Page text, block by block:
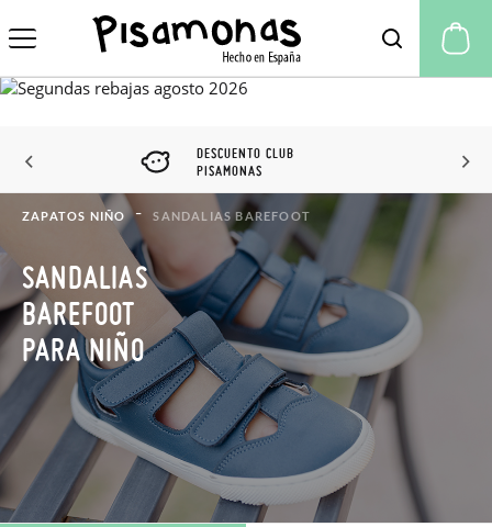
DESCUENTO CLUB
PISAMONAS
ZAPATOS NIÑO SANDALIAS BAREFOOT
SANDALIAS
BAREFOOT
PARA NIÑO